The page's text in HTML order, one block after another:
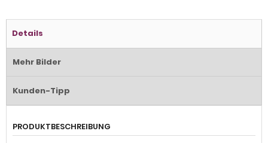
Details
Mehr Bilder
Kunden-Tipp
PRODUKTBESCHREIBUNG